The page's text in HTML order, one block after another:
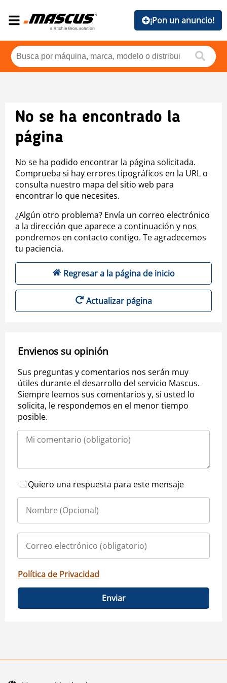
¡Pon un anuncio!
No se ha encontrado la
página
No se ha podido encontrar la página solicitada.
Comprueba si hay errores tipográficos en la URL o
consulta nuestro mapa del sitio web para
encontrar lo que necesites.
¿Algún otro problema? Envía un correo electrónico
a la dirección que aparece a continuación y nos
pondremos en contacto contigo. Te agradecemos
tu paciencia.
Regresar a la página de inicio
Actualizar página
Envienos su opinión
Sus preguntas y comentarios nos serán muy
útiles durante el desarrollo del servicio Mascus.
Siempre leemos sus comentarios y, si usted lo
solicita, le respondemos en el menor tiempo
posible.
Quiero una respuesta para este mensaje
Política de Privacidad
Enviar